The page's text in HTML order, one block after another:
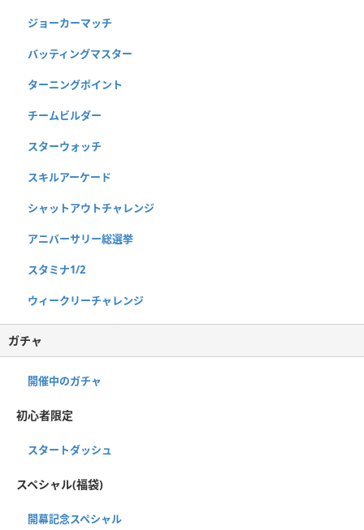
ジョーカーマッチ
バッティングマスター
ターニングポイント
チームビルダー
スターウォッチ
スキルアーケード
シャットアウトチャレンジ
アニバーサリー総選挙
スタミナ1/2
ウィークリーチャレンジ
ガチャ
開催中のガチャ
初心者限定
スタートダッシュ
スペシャル(福袋)
開幕記念スペシャル